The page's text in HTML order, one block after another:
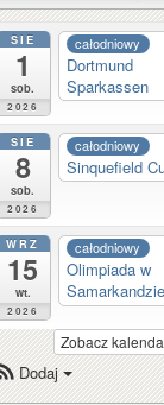
SIE
1
sob.
2026
całodniowy
Dortmund
Sparkassen
SIE
8
sob.
2026
całodniowy
Sinquefield
WRZ
15
wt.
2026
całodniowy
Olimpiada w
Samarkandzie
Zobacz
Dodaj